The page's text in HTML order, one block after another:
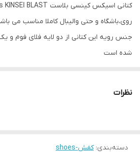
روی،باشگاه و حتی والیبال کاملا مناسب می
جنس رویه این کتانی از دو لایه فلای فوم و
شده است
پا را در خود جای دهد
بی شک یکی از مقاوم ترین زیره های خارجی
نظرات
دسته‌بندی:کفش-shoes